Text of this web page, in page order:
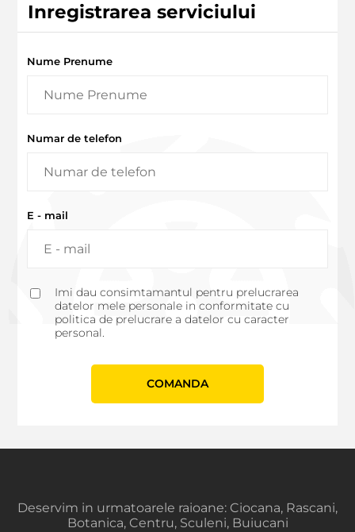
Inregistrarea serviciului
Nume Prenume
Numar de telefon
E - mail
Imi dau consimtamantul pentru prelucrarea
datelor mele personale in conformitate cu
politica de prelucrare a datelor cu caracter
personal.
СOMANDA
Deservim in urmatoarele raioane: Ciocana, Rascani,
Botanica, Centru, Sculeni, Buiucani